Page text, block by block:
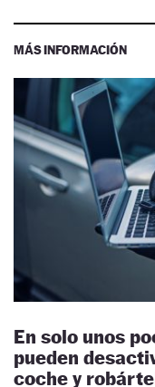
MÁS INFORMACIÓN
En solo unos
pueden
coche y